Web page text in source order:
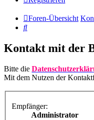
Foren-Übersicht
Suche
Kontakt mit der
Bitte die
Mit dem Nutzen der
Empfänger:
Administrator